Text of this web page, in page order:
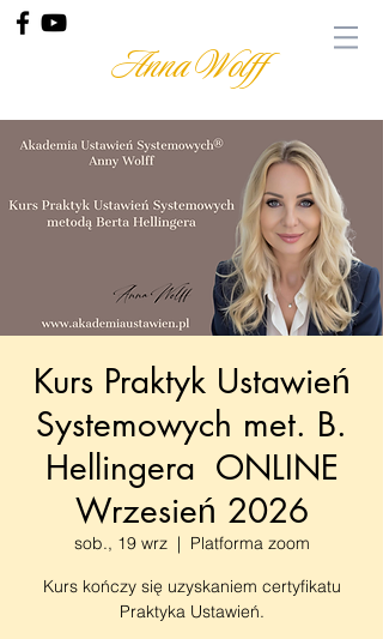
Anna Wolff
Kurs Praktyk Ustawień
Systemowych met. B.
Hellingera ONLINE
Wrzesień 2026
sob., 19 wrz
  |
Platforma zoom
Kurs kończy się uzyskaniem certyfikatu
Praktyka Ustawień.